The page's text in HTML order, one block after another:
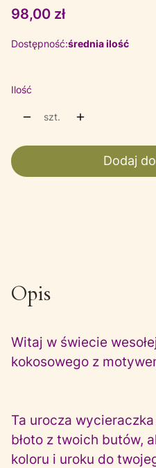
Cena
98,00 zł
Dostępność:średnia ilość
Ilość
szt.
Dodaj
Opis
Witaj w świecie
kokosowego z
Ta urocza
błoto z twoich butów,
koloru i uroku do